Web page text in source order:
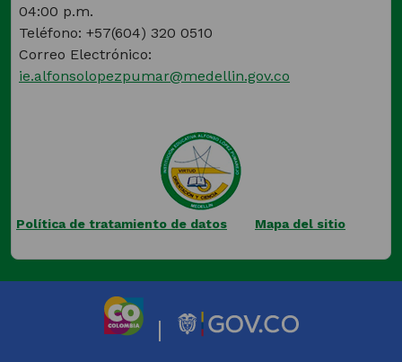
04:00 p.m.
Teléfono: +57(604) 320 0510
Correo Electrónico:
ie.alfonsolopezpumar@medellin.gov.co
Política de tratamiento de datos
enlace
Mapa del sitio
|